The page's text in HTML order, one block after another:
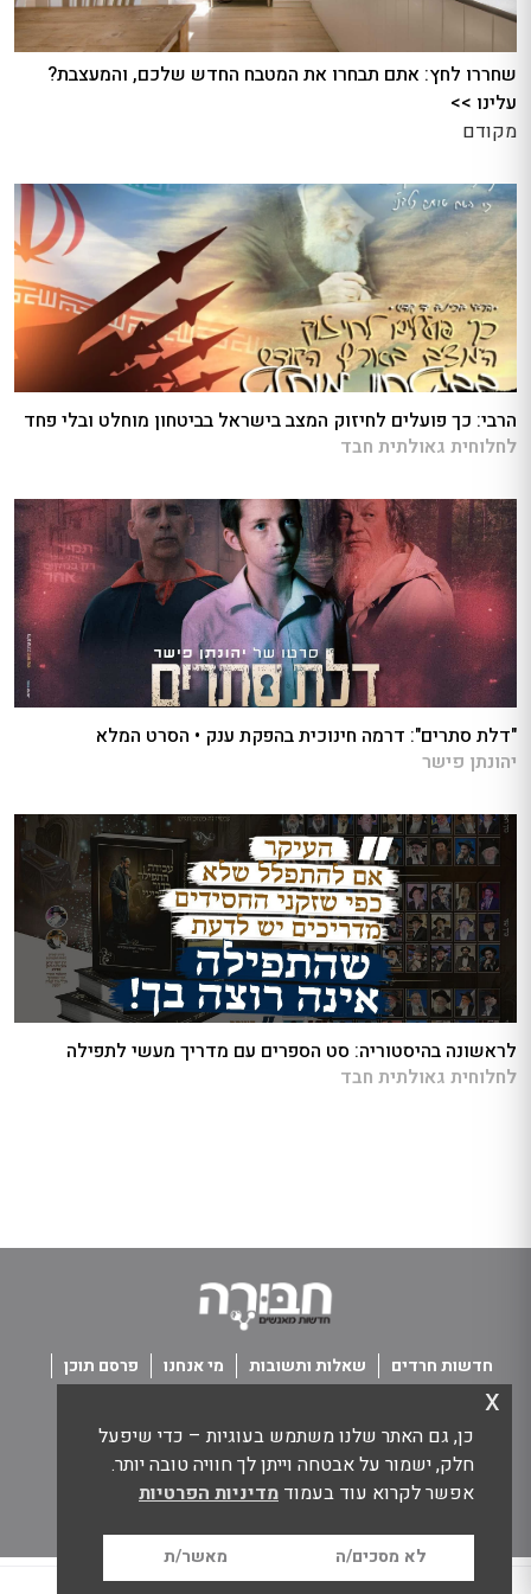
כן, גם האתר שלנו משתמש בעוגיות – כדי שיפעל
חלק, ישמור על אבטחה וייתן לך חוויה טובה יותר.
אפשר לקרוא עוד בעמוד מדיניות הפרטיות
לא מסכים/ה מאשר/ת
x
שחררו לחץ: אתם תבחרו את המטבח החדש שלכם, והמעצבת?
עלינו >>
מקודם
הרבי: כך פועלים לחיזוק המצב בישראל בביטחון מוחלט ובלי פחד
לחלוחית גאולתית חבד
"דלת סתרים": דרמה חינוכית בהפקת ענק • הסרט המלא
יהונתן פישר
לראשונה בהיסטוריה: סט הספרים עם מדריך מעשי לתפילה
לחלוחית גאולתית חבד
חדשות חרדים שאלות ותשובות מי אנחנו
פרסם תוכן
כל הזכויות שמורות חבורה - חדשות מאנשים